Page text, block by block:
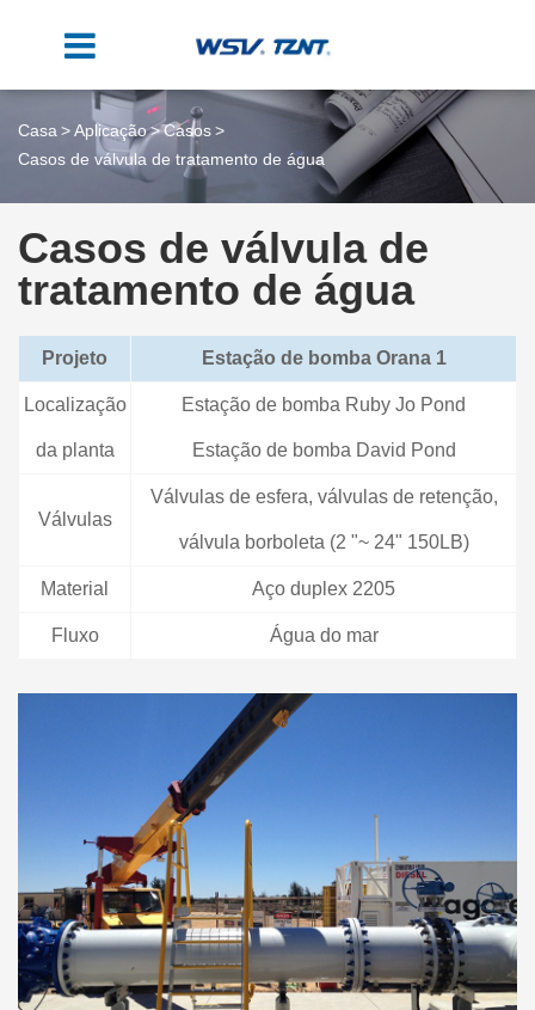
Casa Aplicação
Casos
Casos de válvula de tratamento de água
Casos de válvula de
tratamento de água
Projeto Estação de bomba Orana 1
Localização
da planta
Estação de bomba Ruby Jo Pond
Estação de bomba David Pond
Válvulas
Válvulas de esfera, válvulas de retenção,
válvula borboleta (2 "~ 24" 150LB)
Material Aço duplex 2205
Fluxo Água do mar